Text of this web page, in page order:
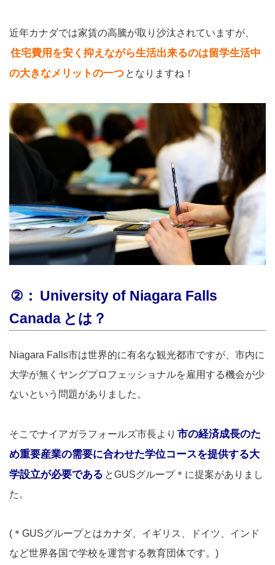
近年カナダでは家賃の高騰が取り沙汰されていますが、
住宅費用を安く抑えながら生活出来るのは留学生活中
の大きなメリットの一つ となりますね！
②： University of Niagara Falls
Canada とは？
Niagara Falls市は世界的に有名な観光都市ですが、市内に
大学が無くヤングプロフェッショナルを雇用する機会が少
ないという問題がありました。
そこでナイアガラフォールズ市長より 市の経済成長のた
め重要産業の需要に合わせた学位コースを提供する大
学設立が必要である とGUSグループ＊に提案がありまし
た。
(＊GUSグループとはカナダ、イギリス、ドイツ、インド
など世界各国で学校を運営する教育団体です。)